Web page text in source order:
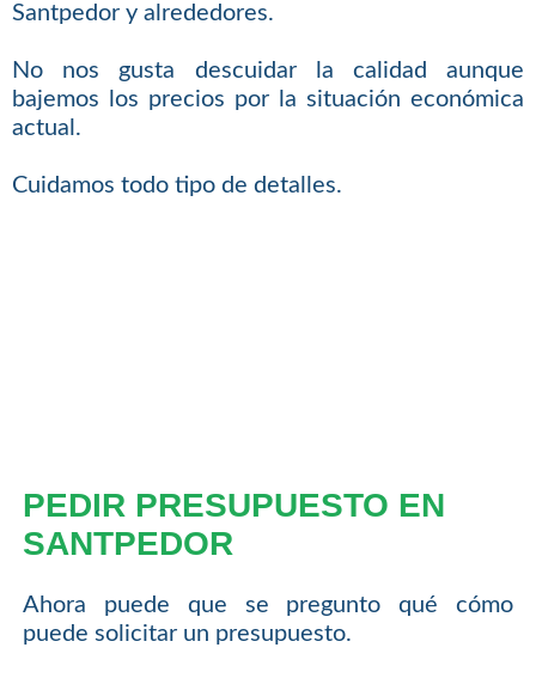
Santpedor y alrededores.
No nos gusta descuidar la calidad aunque
bajemos los precios por la situación económica
actual.
Cuidamos todo tipo de detalles.
PEDIR PRESUPUESTO EN
SANTPEDOR
Ahora puede que se pregunto qué cómo
puede solicitar un presupuesto.